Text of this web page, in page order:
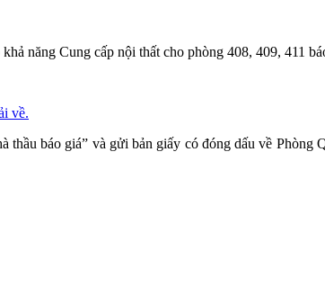
năng Cung cấp nội thất cho phòng 408, 409, 411
về.
báo giá” và gửi bản giấy có đóng dấu về